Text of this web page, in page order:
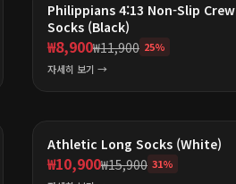
Philippians 4:13 Non-Slip Crew
Socks (Black)
₩8,900₩11,900 25%
자세히 보기 →
Athletic Long Socks (White)
₩10,900₩15,900 31%